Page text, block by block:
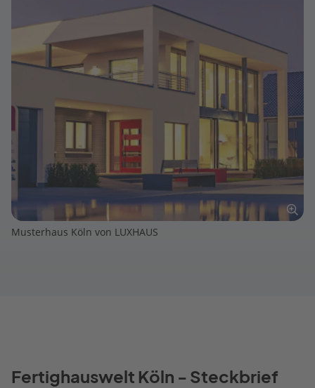
Musterhaus Köln von LUXHAUS
Fertighauswelt Köln - Steckbrief